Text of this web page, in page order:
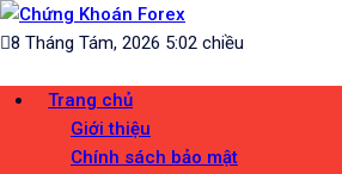
Skip
to
Chứng Khoán Forex
Blog chia sẻ về Chứng Khoán và Forex
8 Tháng Tám, 2026 5:02 chiều
Trang chủ
Giới thiệu
Chính sách bảo mật